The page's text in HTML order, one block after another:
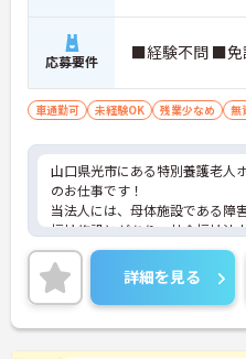
応募要件 ■経験不問 ■免
車通勤可 未経験OK 残業少なめ 無
山口県光市にある特別養護老人
のお仕事です！
当法人には、母体施設である障
福祉施設とがあり、社会福祉法
持ち、地域福祉に取り組んでい
無資格・未経験OKですので、
をスタートされたい方にもおす
ご興味ある方には、面接対策ポ
詳細をお話しいたしますのでお
い。
詳細を見る